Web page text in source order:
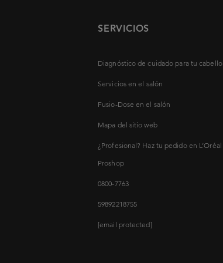
SERVICIOS
Diagnóstico de cuidado para tu cabello
Servicios en el salón
Fusio-Dose en el salón
Mapa del sitio web
¿Profesional? Haz tu pedido en L’Oréal
Proshop
0800-7763
59892218755
[email protected]